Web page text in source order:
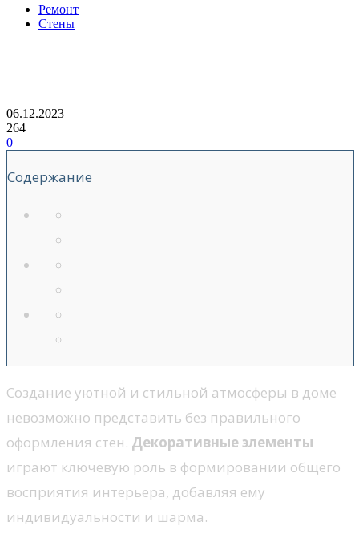
Ремонт
Стены
06.12.2023
264
0
Содержание
Создание уютной и стильной атмосферы в доме
невозможно представить без правильного
оформления стен. Декоративные элементы
играют ключевую роль в формировании общего
восприятия интерьера, добавляя ему
индивидуальности и шарма.